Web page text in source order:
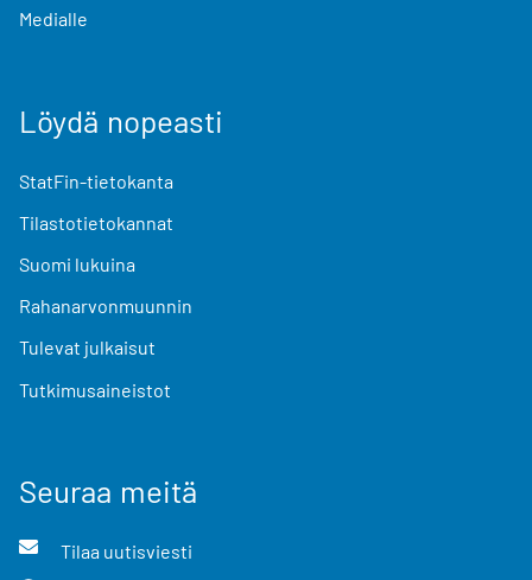
Medialle
Löydä nopeasti
StatFin-tietokanta
Tilastotietokannat
Suomi lukuina
Rahanarvonmuunnin
Tulevat julkaisut
Tutkimusaineistot
Seuraa meitä
Tilaa uutisviesti